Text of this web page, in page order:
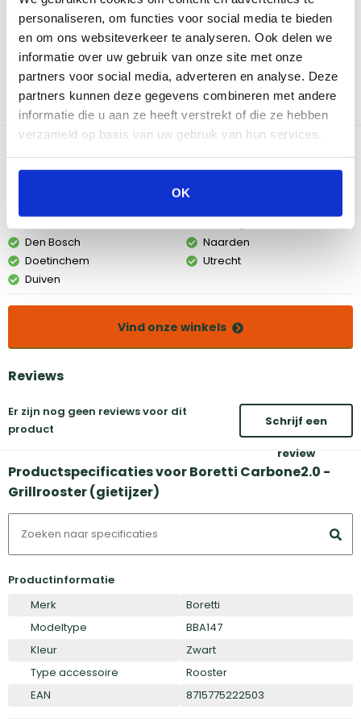
personaliseren, om functies voor social media te bieden
en om ons websiteverkeer te analyseren. Ook delen we
informatie over uw gebruik van onze site met onze
partners voor social media, adverteren en analyse. Deze
partners kunnen deze gegevens combineren met andere
informatie die u aan ze heeft verstrekt of die ze hebben
verzameld op basis van uw gebruik van hun services.
OK
warmtegeleiding en -behoud, waardoor jouw vlees, vis en
groenten gelijkmatig garen en een heerlijke korst krijgen. Dankzij
het sterke geëmailleerde gietijzer is het grillrooster niet alleen
bestand tegen hoge temperaturen, maar ook eenvoudig schoon
te maken. Na gebruik even invetten en je geniet jarenlang van de
beste grillprestaties.
Den Bosch
Doetinchem
Duiven
Naarden
Utrecht
Vind onze winkels
Reviews
Er zijn nog geen reviews voor dit
product
Schrijf een
review
Productspecificaties voor Boretti Carbone2.0 -
Grillrooster (gietijzer)
Productinformatie
Merk
Boretti
Modeltype
BBA147
Kleur
Zwart
Type accessoire
Rooster
EAN
8715775222503